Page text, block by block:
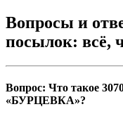
Вопросы и
посылок: всё,
Вопрос: Что такое
«БУРЦЕВКА»?